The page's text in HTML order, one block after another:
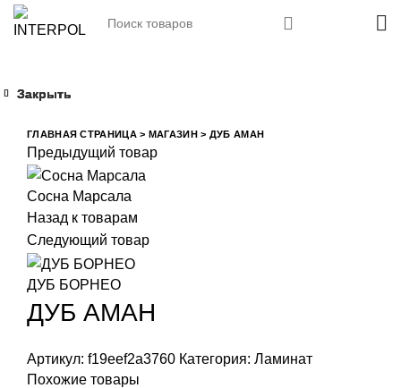
ГЛАВНАЯ СТРАНИЦА> МАГАЗИН> ДУБ АМАН
Предыдущий товар
Сосна Марсала
Назад к товарам
Следующий товар
ДУБ БОРНЕО
ДУБ АМАН
Артикул: f19eef2a3760 Категория: Ламинат
Похожие товары
Закрыть
Закрыть
Закрыть
Закрыть